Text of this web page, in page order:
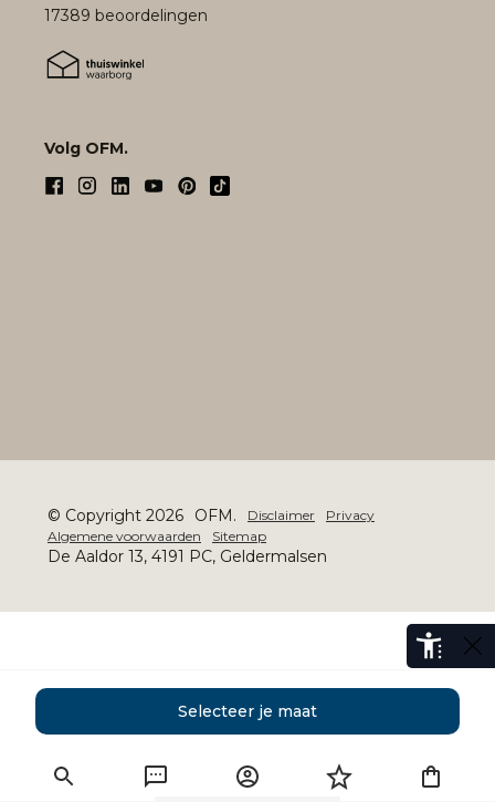
Selecteer je maat
17389 beoordelingen
Volg OFM.
© Copyright 2026 OFM. Disclaimer
Privacy
Algemene voorwaarden
Sitemap
De Aaldor 13, 4191 PC, Geldermalsen